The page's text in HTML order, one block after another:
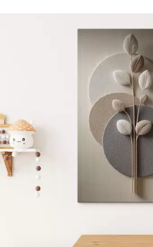
Яскраві, насичені кольори
Стійкість до вицвітання
Безпечне чорнило без запаху
Поверхня з текстурою полотна
Екологічний матеріал
Преміум
Від363
Яскраві, насичені кольори
Стійкість до вицвітання
Безпечне чорнило без запаху
Поверхня з текстурою полотна